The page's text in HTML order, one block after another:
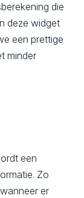
die
deze widget
een prettige
minder
een
Zo
er